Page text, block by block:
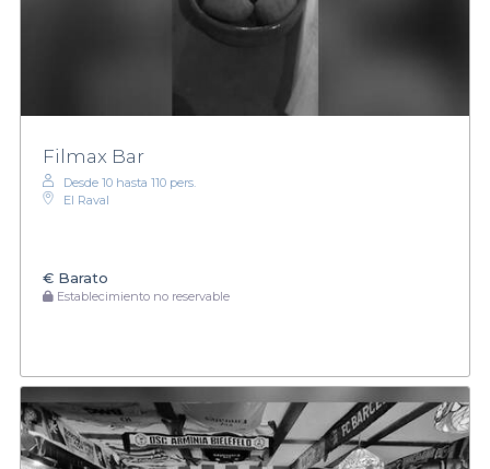
Filmax Bar
Desde 10 hasta 110 pers.
El Raval
€ Barato
Establecimiento no reservable